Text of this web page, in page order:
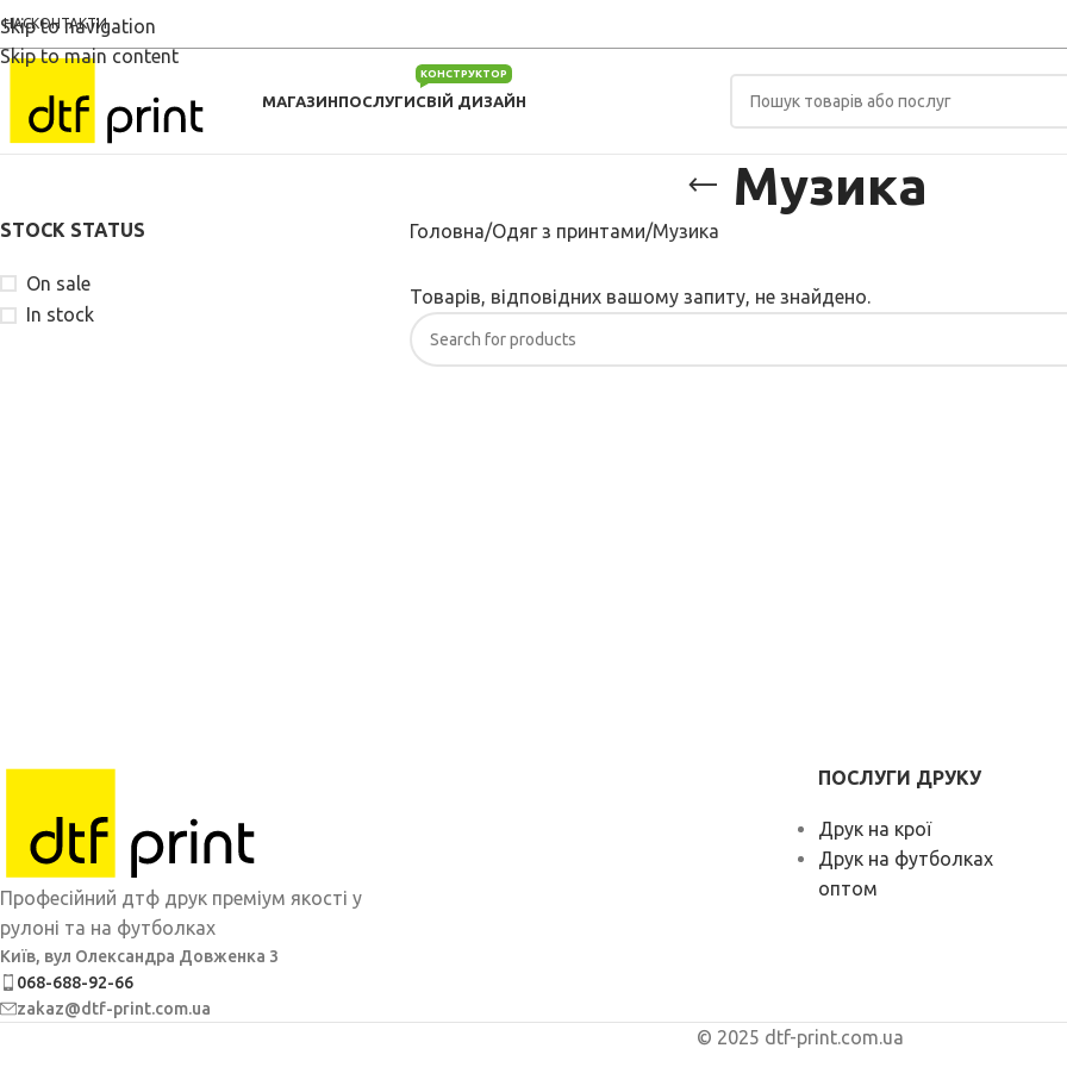
Skip to navigation
Skip to main content
НАСКОНТАКТИ
МАГАЗИНПОСЛУГИСВІЙ ДИЗАЙН
КОНСТРУКТОР
Музика
STOCK STATUS
On sale
In stock
Головна Одяг з принтами Музика
Товарів, відповідних вашому запиту, не знайдено.
Професійний дтф друк преміум якості у
рулоні та на футболках
Київ, вул Олександра Довженка 3
068-688-92-66
zakaz@dtf-print.com.ua
ПОСЛУГИ ДРУКУ
Друк на крої
Друк на футболках
оптом
© 2025 dtf-print.com.ua